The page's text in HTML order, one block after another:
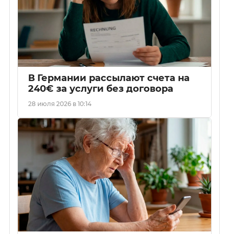
В Германии рассылают счета на
240€ за услуги без договора
28 июля 2026 в 10:14